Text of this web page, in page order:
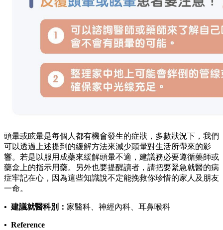
頭暈或眩暈是每個人都有機會發生的症狀，多數狀況下，我們
可以透過上述提到的緩解方法來減少頭暈對生活所帶來的影
響。若是以服用成藥來緩解頭暈不適，建議務必要遵循藥師或
藥盒上的指示用藥。另外也要提醒讀者，請把要緊急就醫的病
症牢記在心，因為這些知識說不定能挽救你珍惜的家人及朋友
一命。
• 建議就醫科別： 家醫科、神經內科、耳鼻喉科
• Reference